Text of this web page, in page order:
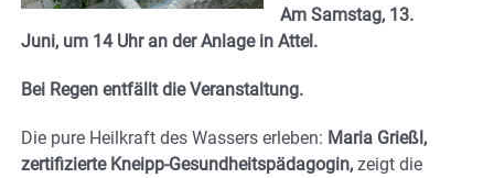
Am Samstag, 13.
Juni, um 14 Uhr an der Anlage in Attel.
Bei Regen entfällt die Veranstaltung.
Die pure Heilkraft des Wassers erleben: Maria Grießl,
zertifizierte Kneipp-Gesundheitspädagogin, zeigt die